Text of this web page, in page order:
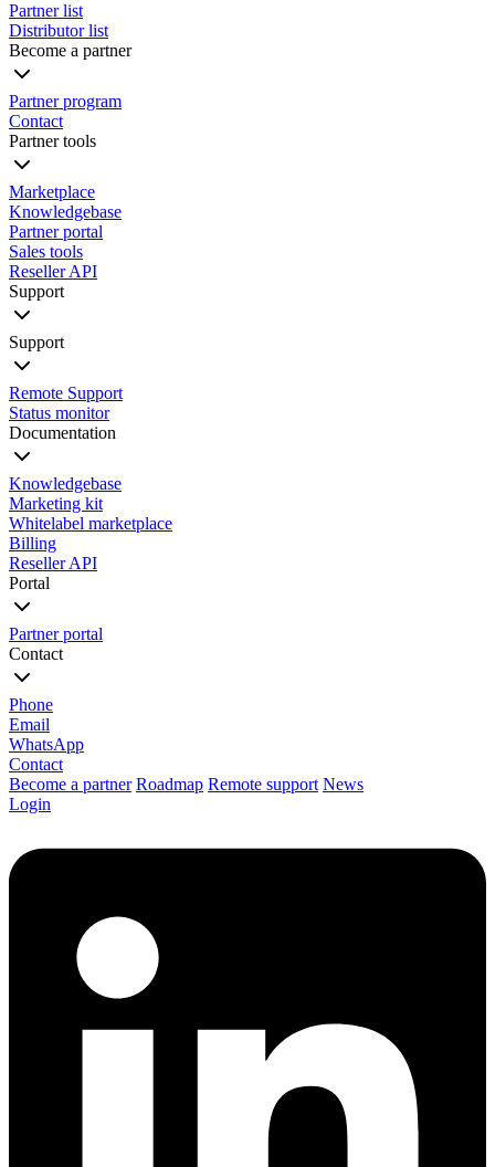
Partner list
Distributor list
Become a partner
Partner program
Contact
Partner tools
Marketplace
Knowledgebase
Partner portal
Sales tools
Reseller API
Support
Support
Remote Support
Status monitor
Documentation
Knowledgebase
Marketing kit
Whitelabel marketplace
Billing
Reseller API
Portal
Partner portal
Contact
Phone
Email
WhatsApp
Contact
Become a partner Roadmap Remote support News
Login